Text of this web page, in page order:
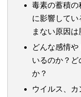
毒素の蓄積の
に影響して
まない原因は
どんな感情
いるのか？
か？
ウイルス、